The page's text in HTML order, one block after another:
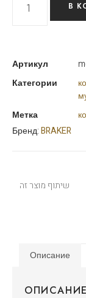
В
Артикул
Категории
Метка
Бренд:BRAKER
שיתוף מוצר זה
Описание
ОПИСАНИЕ